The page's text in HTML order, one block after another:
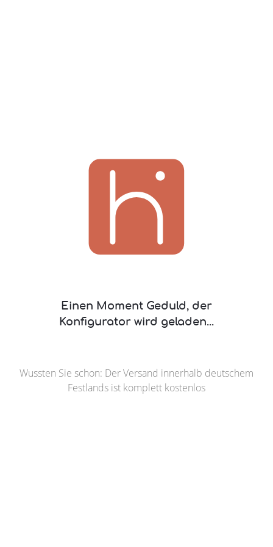
Einen Moment Geduld, der
Konfigurator wird geladen...
Wussten Sie schon: Der Versand innerhalb deutschem
Festlands ist komplett kostenlos